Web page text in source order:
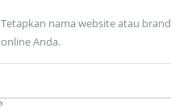
Tetapkan nama website atau brand
online Anda.